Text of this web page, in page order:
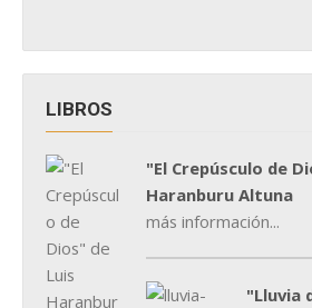
LIBROS
"El Crepúsculo de
Haranburu Altuna
más información...
"Lluvia